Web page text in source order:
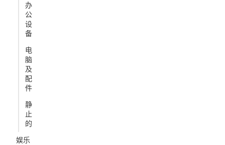
办
公
设
备
电
脑
及
配
件
静
止
的
娱乐